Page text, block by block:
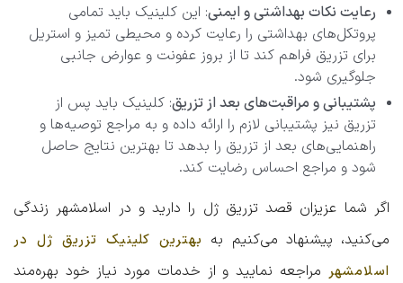
رعایت نکات بهداشتی و ایمنی: این کلینیک باید تمامی
پروتکل‌های بهداشتی را رعایت کرده و محیطی تمیز و استریل
برای تزریق فراهم کند تا از بروز عفونت و عوارض جانبی
جلوگیری شود.
پشتیبانی و مراقبت‌های بعد از تزریق: کلینیک باید پس از
تزریق نیز پشتیبانی لازم را ارائه داده و به مراجع توصیه‌ها و
راهنمایی‌های بعد از تزریق را بدهد تا بهترین نتایج حاصل
شود و مراجع احساس رضایت کند.
اگر شما عزیزان قصد تزریق ژل را دارید و در اسلامشهر زندگی
می‌کنید، پیشنهاد می‌کنیم به بهترین کلینیک تزریق ژل در
اسلامشهر مراجعه نمایید و از خدمات مورد نیاز خود بهره‌مند